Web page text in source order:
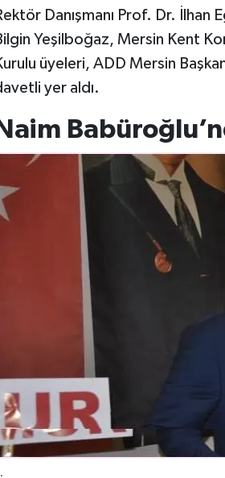
Danışmanı Prof. Dr. İlhan
Yeşilboğaz, Mersin Kent
üyeleri, ADD Mersin
yer aldı.
Naim